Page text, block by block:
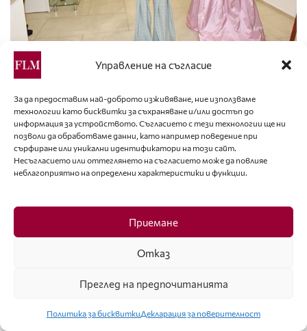
Управление на съгласие
За да предоставим най-доброто изживяване, ние използваме
технологии като бисквитки за съхраняване и/или достъп до
информация за устройството. Съгласието с тези технологии ще ни
позволи да обработваме данни, като например поведение при
сърфиране или уникални идентификатори на този сайт.
Несъгласието или оттеглянето на съгласието може да повлияе
неблагоприятно на определени характеристики и функции.
Приемане
Отказ
Преглед на предпочитанията
Политика за бисквиткиДекларация за поверителност